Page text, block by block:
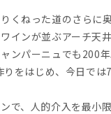
くねった道のさらに
インが並ぶアーチ天
ンパーニュでも200
をはじめ、今日で
で、人的介入を最小